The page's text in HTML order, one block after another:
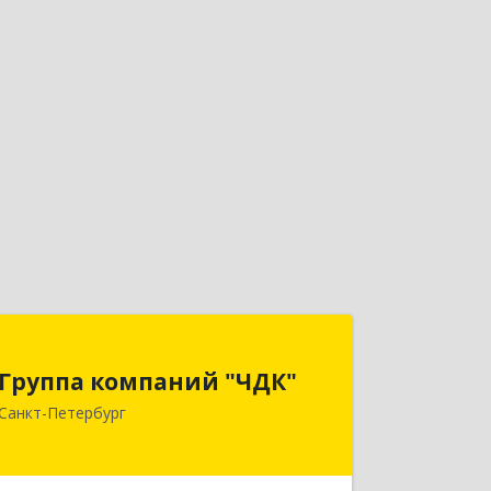
Группа компаний "ЧДК"
Петербург
191119, Санкт-Петербург г, вн.тер.г.
муниципальный округ Владимирский
литера А, пом.5-Н